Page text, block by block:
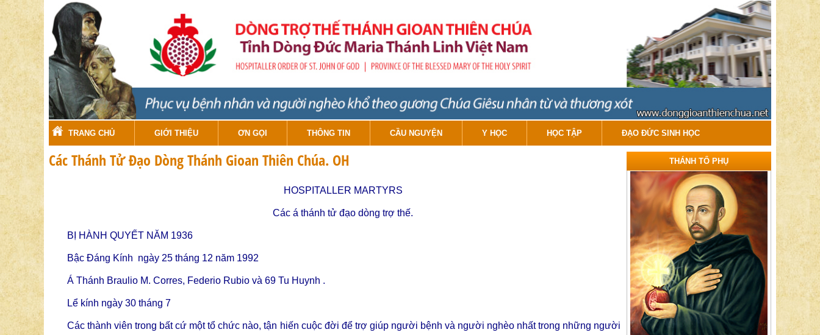
TRANG CHỦ GIỚI THIỆU ƠN GỌI THÔNG TIN CẦU NGUYỆN Y HỌC HỌC TẬP ĐẠO ĐỨC SINH HỌC
Các Thánh Tử Đạo Dòng Thánh Gioan Thiên Chúa. OH
HOSPITALLER MARTYRS
Các á thánh tử đạo dòng trợ thế.
BỊ HÀNH QUYẾT NĂM 1936
Bậc Đáng Kính ngày 25 tháng 12 năm 1992
Á Thánh Braulio M. Corres, Federio Rubio và 69 Tu Huynh .
Lể kính ngày 30 tháng 7
Các thành viên trong bất cứ một tổ chức nào, tận hiến cuộc đời để trợ giúp người bệnh và người nghèo nhất trong những người
THÁNH TỔ PHỤ